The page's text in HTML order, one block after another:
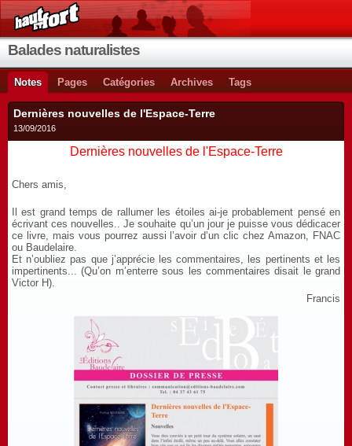
Balades naturalistes
Notes Pages Catégories Archives Tags
Dernières nouvelles de l'Espace-Terre
13/09/2016
Dernières nouvelles de l'Espace-Terre
Chers amis,
Il est grand temps de rallumer les étoiles ai-je probablement pensé en
écrivant ces nouvelles.. Je souhaite qu’un jour je puisse vous dédicacer
ce livre, mais vous pourrez aussi l’avoir d’un clic chez Amazon, FNAC
ou Baudelaire.
Et n’oubliez pas que j’apprécie les commentaires, les pertinents et les
impertinents... (Qu’on m’enterre sous les commentaires disait le grand
Victor H).
Francis